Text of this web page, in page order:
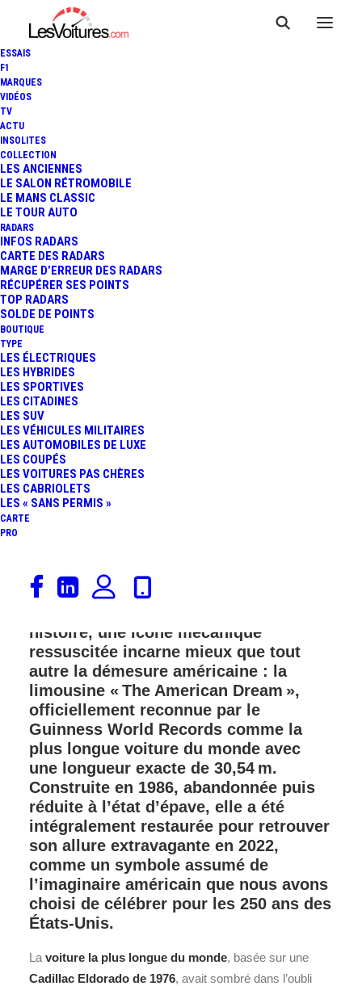
ESSAIS
F1
MARQUES
VIDÉOS
TV
ACTU
INSOLITES
COLLECTION
LES ANCIENNES
LE SALON RÉTROMOBILE
LE MANS CLASSIC
LE TOUR AUTO
RADARS
INFOS RADARS
CARTE DES RADARS
MARGE D’ERREUR DES RADARS
RÉCUPÉRER SES POINTS
TOP RADARS
SOLDE DE POINTS
BOUTIQUE
TYPE
LES ÉLECTRIQUES
LES HYBRIDES
LES SPORTIVES
LES CITADINES
LES SUV
LES VÉHICULES MILITAIRES
LES AUTOMOBILES DE LUXE
LES COUPÉS
LES VOITURES PAS CHÈRES
LES CABRIOLETS
LES « SANS PERMIS »
CARTE
PRO
ANS DES ÉTATS-UNIS AVEC
« THE AMERICAN DREAM », LA
VOITURE LA PLUS LONGUE
En ce 4 juillet 2026, alors que les
États-Unis célèbrent à la fois la fête de
histoire, une icône mécanique
ressuscitée incarne mieux que tout
autre la démesure américaine : la
limousine « The American Dream »,
officiellement reconnue par le
Guinness World Records comme la
plus longue voiture du monde avec
une longueur exacte de 30,54 m.
Construite en 1986, abandonnée puis
réduite à l’état d’épave, elle a été
intégralement restaurée pour retrouver
son allure extravagante en 2022,
comme un symbole assumé de
l’imaginaire américain que nous avons
choisi de célébrer pour les 250 ans des
États-Unis.
La voiture la plus longue du monde, basée sur une
Cadillac Eldorado de 1976, avait sombré dans l’oubli